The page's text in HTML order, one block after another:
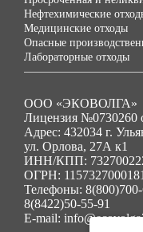
Нефтехимические
Медицинские отходы
Опасные
Лабораторные отходы
ООО «ЭКОВОЛГА»
Лицензия №0730260
Адрес: 432034 г.
ул. Орлова, 27А к1
ИНН/КПП:
ОГРН: 1157327000181
Телефоны:
8(8422)50-55-91
E-mail: